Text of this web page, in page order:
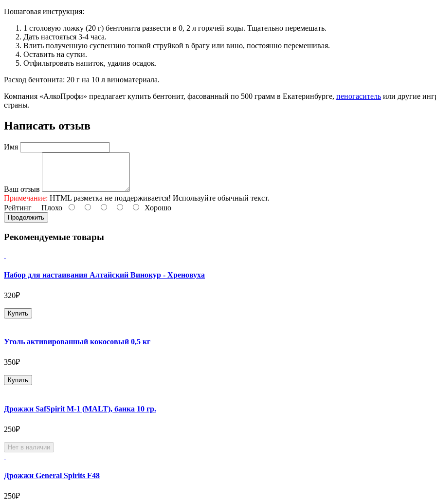
Пошаговая инструкция:
1 столовую ложку (20 г) бентонита развести в 0, 2 л горячей воды. Тщательно перемешать.
Дать настояться 3-4 часа.
Влить полученную суспензию тонкой струйкой в брагу или вино, постоянно перемешивая.
Оставить на сутки.
Отфильтровать напиток, удалив осадок.
Расход бентонита: 20 г на 10 л виноматериала.
Компания «АлкоПрофи» предлагает купить бентонит, фасованный по 500 грамм в Екатеринбурге, пеногаситель или другие
страны.
Написать отзыв
Имя
Ваш отзыв
Примечание: HTML разметка не поддерживается! Используйте обычный текст.
Рейтинг Плохо Хорошо
Продолжить
Рекомендуемые товары
Набор для настаивания Алтайский Винокур - Хреновуха
320₽
Купить
Уголь активированный кокосовый 0,5 кг
350₽
Купить
Дрожжи SafSpirit М-1 (MALT), банка 10 гр.
250₽
Нет в наличии
Дрожжи General Spirits F48
250₽